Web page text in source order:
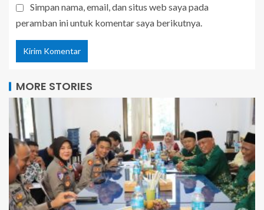
Simpan nama, email, dan situs web saya pada
peramban ini untuk komentar saya berikutnya.
MORE STORIES